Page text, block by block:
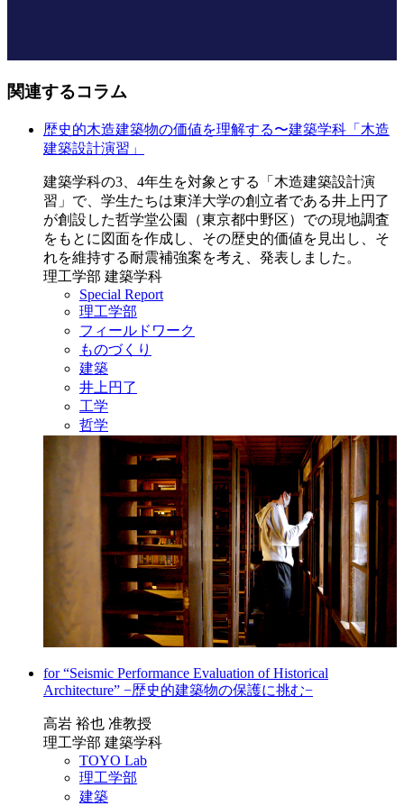
関連するコラム
歴史的木造建築物の価値を理解する〜建築学科「木造
建築設計演習」
建築学科の3、4年生を対象とする「木造建築設計演
習」で、学生たちは東洋大学の創立者である井上円了
が創設した哲学堂公園（東京都中野区）での現地調査
をもとに図面を作成し、その歴史的価値を見出し、そ
れを維持する耐震補強案を考え、発表しました。
理工学部 建築学科
Special Report
理工学部
フィールドワーク
ものづくり
建築
井上円了
工学
哲学
for “Seismic Performance Evaluation of Historical
Architecture” −歴史的建築物の保護に挑む−
高岩 裕也 准教授
理工学部 建築学科
TOYO Lab
理工学部
建築